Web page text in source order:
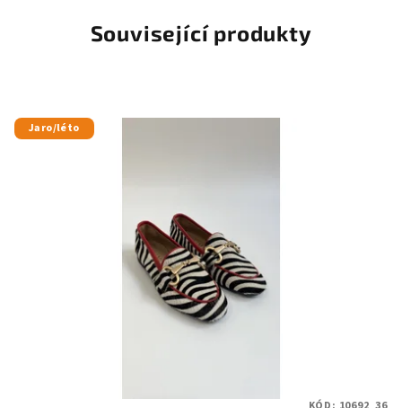
Související produkty
Jaro/léto